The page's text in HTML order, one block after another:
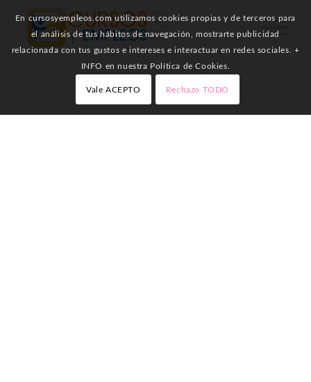
En cursosyempleos.com utilizamos cookies propias y de terceros para
el análisis de tus hábitos de navegación, mostrarte publicidad
relacionada con tus gustos e intereses e interactuar en redes sociales. +
INFO en nuestra Política de Cookies.
Vale ACEPTO Rechazo TODO